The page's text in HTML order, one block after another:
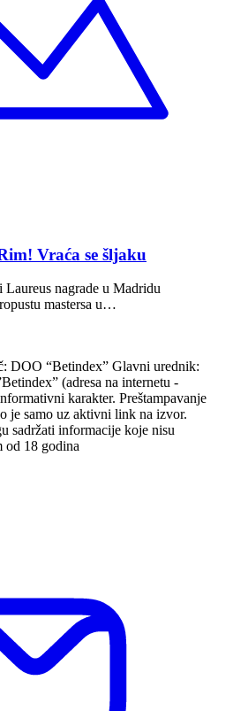
Vraća se šljaku
nagrade u Madridu
mastersa u…
DOO “Betindex” Glavni urednik:
(adresa na internetu -
karakter. Preštampavanje
je samo uz aktivni link na izvor.
sadržati informacije koje nisu
od 18 godina